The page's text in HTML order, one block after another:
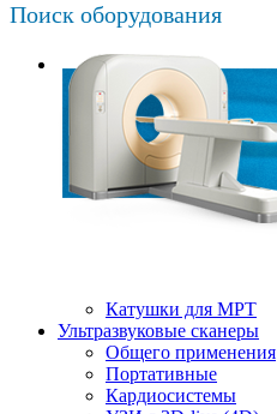
Поиск оборудования
Катушки для МРТ
Ультразвуковые сканеры
Общего применения
Портативные
Кардиосистемы